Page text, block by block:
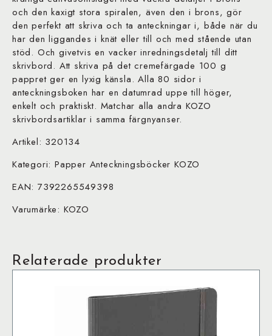
och den kaxigt stora spiralen, även den i brons, gör
den perfekt att skriva och ta anteckningar i, både när du
har den liggandes i knät eller till och med stående utan
stöd. Och givetvis en vacker inredningsdetalj till ditt
skrivbord. Att skriva på det cremefärgade 100 g
pappret ger en lyxig känsla. Alla 80 sidor i
anteckningsboken har en datumrad uppe till höger,
enkelt och praktiskt. Matchar alla andra KOZO
skrivbordsartiklar i samma färgnyanser.
Artikel: 320134
Kategori: Papper Anteckningsböcker KOZO
EAN: 7392265549398
Varumärke: KOZO
Relaterade produkter